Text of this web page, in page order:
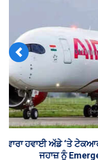
BJP ਦੇ ਟਕਸਾਲੀ ਵਰਕਰ
Previous